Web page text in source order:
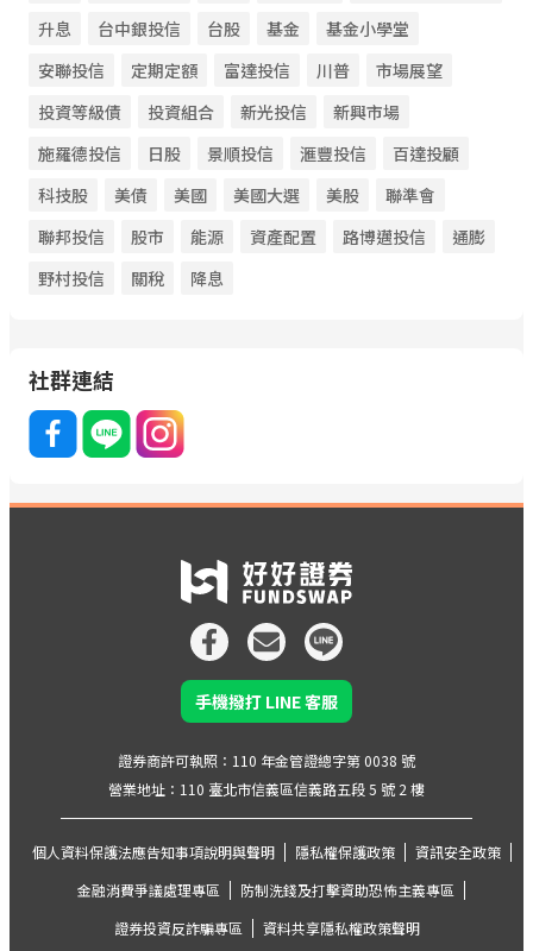
升息
台中銀投信 台股 基金
基金小學堂
安聯投信
定期定額 富達投信 川普
市場展望
投資等級債
投資組合 新光投信
新興市場
施羅德投信
日股 景順投信 滙豐投信
百達投顧
科技股
美債 美國 美國大選 美股
聯準會
聯邦投信
股市 能源 資產配置 路博邁投信
通膨
野村投信
關稅 降息
社群連結
手機撥打 LINE 客服
證券商許可執照：110 年金管證總字第 0038 號
個人資料保護法應告知事項說明與聲明 隱私權保護政策
資訊安全政策
金融消費爭議處理專區
防制洗錢及打擊資助恐怖主義專區
證券投資反詐騙專區
資料共享隱私權政策聲明
營業地址：110 臺北市信義區信義路五段 5 號 2 樓